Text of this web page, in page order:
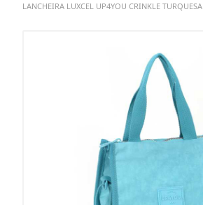
LANCHEIRA LUXCEL UP4YOU CRINKLE TURQUESA